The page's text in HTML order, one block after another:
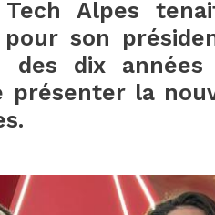
Alpes
pour son
dix années
présenter la